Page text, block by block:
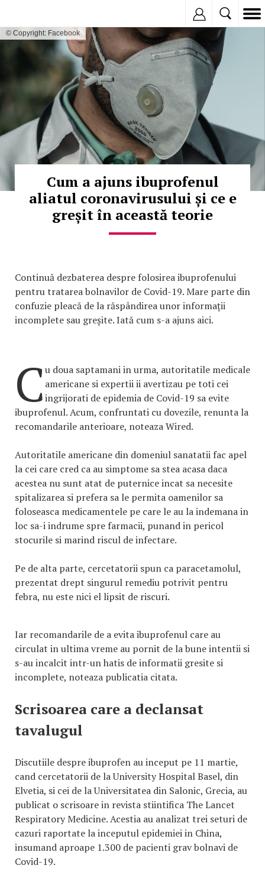
© Copyright: Facebook
Cum a ajuns ibuprofenul
aliatul coronavirusului și ce e
greșit în această teorie
Continuă dezbaterea despre folosirea ibuprofenului
pentru tratarea bolnavilor de Covid-19. Mare parte din
confuzie pleacă de la răspândirea unor informații
incomplete sau greșite. Iată cum s-a ajuns aici.
Cu doua saptamani in urma, autoritatile medicale
americane si expertii ii avertizau pe toti cei
ingrijorati de epidemia de Covid-19 sa evite
ibuprofenul. Acum, confruntati cu dovezile, renunta la
recomandarile anterioare, noteaza Wired.
Autoritatile americane din domeniul sanatatii fac apel
la cei care cred ca au simptome sa stea acasa daca
acestea nu sunt atat de puternice incat sa necesite
spitalizarea si prefera sa le permita oamenilor sa
foloseasca medicamentele pe care le au la indemana in
loc sa-i indrume spre farmacii, punand in pericol
stocurile si marind riscul de infectare.
Pe de alta parte, cercetatorii spun ca paracetamolul,
prezentat drept singurul remediu potrivit pentru
febra, nu este nici el lipsit de riscuri.
Iar recomandarile de a evita ibuprofenul care au
circulat in ultima vreme au pornit de la bune intentii si
s-au incalcit intr-un hatis de informatii gresite si
incomplete, noteaza publicatia citata.
Scrisoarea care a declansat
tavalugul
Discutiile despre ibuprofen au inceput pe 11 martie,
cand cercetatorii de la University Hospital Basel, din
Elvetia, si cei de la Universitatea din Salonic, Grecia, au
publicat o scrisoare in revista stiintifica The Lancet
Respiratory Medicine. Acestia au analizat trei seturi de
cazuri raportate la inceputul epidemiei in China,
insumand aproape 1.300 de pacienti grav bolnavi de
Covid-19.